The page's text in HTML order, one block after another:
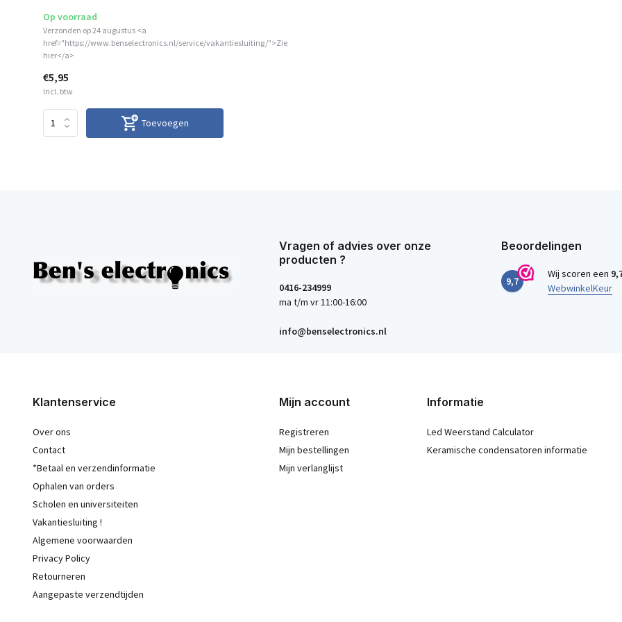
Op voorraad
Verzonden op 24 augustus <a
href="https://www.benselectronics.nl/service/vakantiesluiting/">Zie
hier</a>
€5,95
Incl. btw
Toevoegen
Vragen of advies over onze
producten ?
0416-234999
ma t/m vr 11:00-16:00
info@benselectronics.nl
Beoordelingen
9,7
Wij scoren een
WebwinkelKeur
Klantenservice
Over ons
Contact
*Betaal en verzendinformatie
Ophalen van orders
Scholen en universiteiten
Vakantiesluiting !
Algemene voorwaarden
Privacy Policy
Retourneren
Aangepaste verzendtijden
Mijn account
Registreren
Mijn bestellingen
Mijn verlanglijst
Informatie
Led Weerstand Calculator
Keramische condensatoren informatie